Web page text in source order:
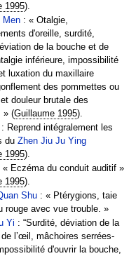
1995).
Men : « Otalgie,
d'oreille, surdité,
de la bouche et de
inférieure, impossibilité
luxation du maxillaire
des pommettes ou
douleur brutale des
» (Guillaume 1995).
: Reprend intégralement les
duZhen Jiu Ju Ying
1995).
« Eczéma du conduit auditif »
1995).
Shu : « Ptérygions, taie
rouge avec vue trouble. »
Yi : “Surdité, déviation de la
de l’œil, mâchoires serrées-
d'ouvrir la bouche,